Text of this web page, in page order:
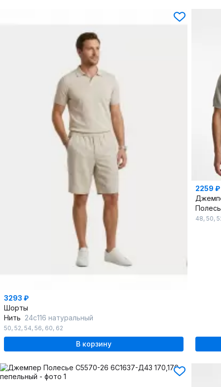
3293 ₽
Шорты
Нить 24с116 натуральный
50, 52, 54, 56, 60, 62
В корзину
2259 ₽
48, 50,